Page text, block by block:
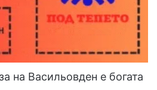
на Васильовден е богата